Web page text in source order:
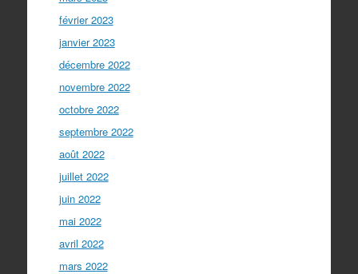
février 2023
janvier 2023
décembre 2022
novembre 2022
octobre 2022
septembre 2022
août 2022
juillet 2022
juin 2022
mai 2022
avril 2022
mars 2022